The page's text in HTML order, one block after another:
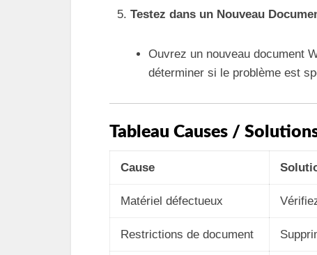
Testez dans un Nouveau
Ouvrez un nouveau document
déterminer si le problème est
Tableau Causes /
Cause
Matériel défectueux
Restrictions de document